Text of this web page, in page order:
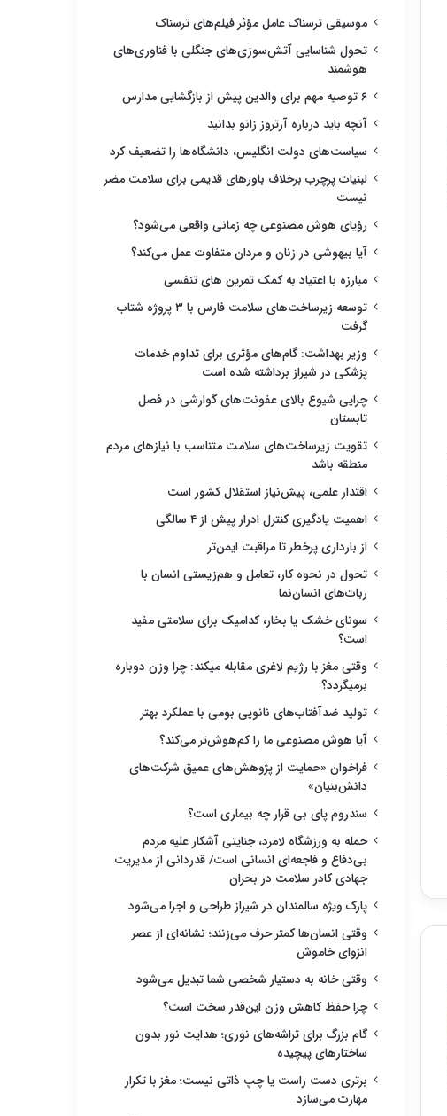
موسیقی ترسناک عامل مؤثر فیلم‌های ترسناک
تحول شناسایی آتش‌سوزی‌های جنگلی با فناوری‌های
هوشمند
۶ توصیه مهم برای والدین پیش از بازگشایی مدارس
آنچه باید درباره آرتروز زانو بدانید
سیاست‌های دولت انگلیس، دانشگاه‌ها را تضعیف کرد
لبنیات پرچرب برخلاف باورهای قدیمی برای سلامت مضر
نیست
رؤیای هوش مصنوعی چه زمانی واقعی می‌شود؟
آیا بیهوشی در زنان و مردان متفاوت عمل می‌کند؟
مبارزه با اعتیاد به کمک تمرین های تنفسی
توسعه زیرساخت‌های سلامت فارس با ۳ پروژه شتاب
گرفت
وزیر بهداشت: گام‌های مؤثری برای تداوم خدمات
پزشکی در شیراز برداشته شده است
چرایی شیوع بالای عفونت‌های گوارشی در فصل
تابستان
تقویت زیرساخت‌های سلامت متناسب با نیازهای مردم
منطقه باشد
اقتدار علمی، پیش‌نیاز استقلال کشور است
اهمیت یادگیری کنترل ادرار پیش از ۴ سالگی
از بارداری پرخطر تا مراقبت ایمن‌تر
تحول در نحوه کار، تعامل و هم‌زیستی انسان با
ربات‌های انسان‌نما
سونای خشک یا بخار، کدامیک برای سلامتی مفید
است؟
وقتی مغز با رژیم لاغری مقابله میکند: چرا وزن دوباره
برمیگردد؟
تولید ضدآفتاب‌های نانویی بومی با عملکرد بهتر
آیا هوش مصنوعی ما را کم‌هوش‌تر می‌کند؟
فراخوان «حمایت از پژوهش‌های عمیق شرکت‌های
دانش‌بنیان»
سندروم پای بی قرار چه بیماری است؟
حمله به ورزشگاه لامرد، جنایتی آشکار علیه مردم
بی‌دفاع و فاجعه‌ای انسانی است/ قدردانی از مدیریت
جهادی کادر سلامت در بحران
پارک ویژه سالمندان در شیراز طراحی و اجرا می‌شود
وقتی انسان‌ها کمتر حرف می‌زنند؛ نشانه‌ای از عصر
انزوای خاموش
وقتی خانه به دستیار شخصی شما تبدیل می‌شود
چرا حفظ کاهش وزن این‌قدر سخت است؟
گام بزرگ برای تراشه‌های نوری؛ هدایت نور بدون
ساختارهای پیچیده
برتری دست راست یا چپ ذاتی نیست؛ مغز با تکرار
مهارت می‌سازد